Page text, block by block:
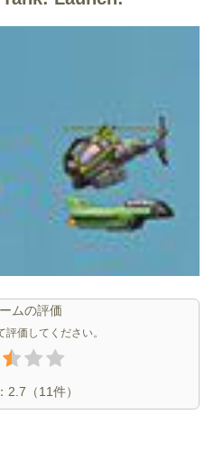
ムの評価
価してください。
2.7 （11件）